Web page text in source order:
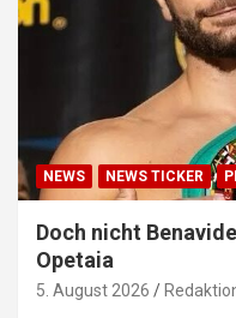
NEWS NEWS TICKER
Doch nicht
Opetaia
5. August 2026